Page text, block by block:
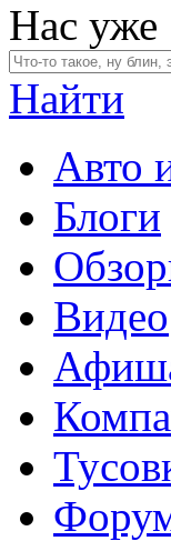
Нас уже
Найти
Авто
Блоги
Видео